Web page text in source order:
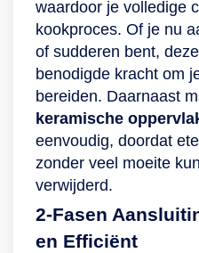
waardoor je volledige
kookproces. Of je nu
of sudderen bent,
benodigde kracht om
bereiden. Daarnaast
keramische
eenvoudig, doordat
zonder veel moeite
verwijderd.
2-Fasen
en Efficiënt